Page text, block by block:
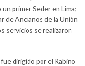
primer Seder en Lima;
de Ancianos de la Unión
servicios se realizaron
dirigido por el Rabino